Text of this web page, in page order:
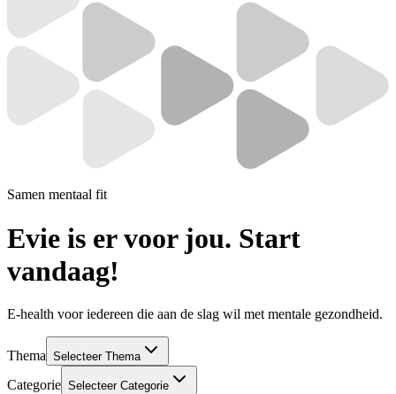
Samen mentaal fit
Evie is ervoor jou. Start
vandaag!
E-health voor iedereen die aan de slag wil met mentale gezondheid.
Thema Selecteer Thema
Categorie Selecteer Categorie